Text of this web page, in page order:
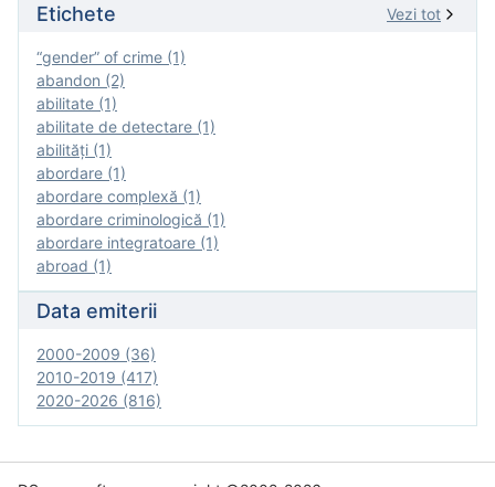
Etichete Vezi tot
“gender” of crime (1)
abandon (2)
abilitate (1)
abilitate de detectare (1)
abilităţi (1)
abordare (1)
abordare complexă (1)
abordare criminologică (1)
abordare integratoare (1)
abroad (1)
Data emiterii
2000-2009 (36)
2010-2019 (417)
2020-2026 (816)